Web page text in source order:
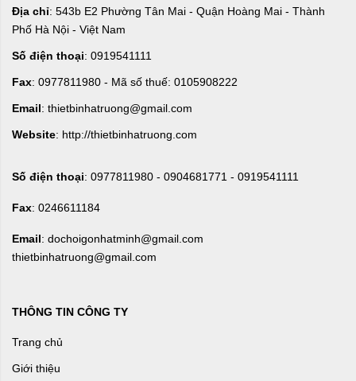
Địa chỉ: 543b E2 Phường Tân Mai - Quận Hoàng Mai - Thành
Phố Hà Nội - Việt Nam
Số điện thoại: 0919541111
Fax: 0977811980 - Mã số thuế: 0105908222
Email: thietbinhatruong@gmail.com
Website: http://thietbinhatruong.com
Số điện thoại: 0977811980 - 0904681771 - 0919541111
Fax: 0246611184
Email: dochoigonhatminh@gmail.com
thietbinhatruong@gmail.com
THÔNG TIN CÔNG TY
Trang chủ
Giới thiệu